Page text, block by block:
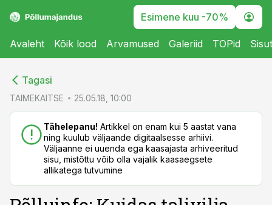
Esimene kuu -70%
Avaleht Kõik lood Arvamused Galeriid TOPid
Tagasi
TAIMEKAITSE 25.05.18, 10:00
Tähelepanu! Artikkel on enam kui 5 aastat vana
ning kuulub väljaande digitaalsesse arhiivi.
Väljaanne ei uuenda ega kaasajasta arhiveeritud
sisu, mistõttu võib olla vajalik kaasaegsete
allikatega tutvumine